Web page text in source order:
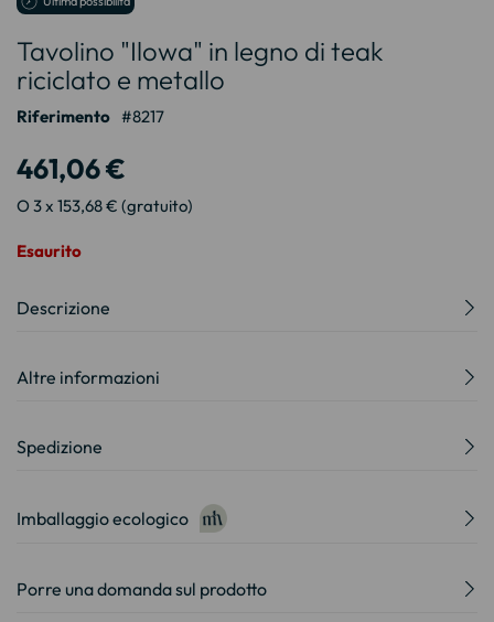
della
galleria
di
immagini
Tavolino "Ilowa" in legno di teak
riciclato e metallo
Riferimento 8217
461,06 €
O 3 x 153,68 € (gratuito)
Esaurito
Descrizione
Altre informazioni
Spedizione
Imballaggio ecologico
Porre una domanda sul prodotto